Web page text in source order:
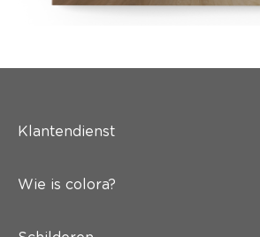
Klantendienst
Wie is colora?